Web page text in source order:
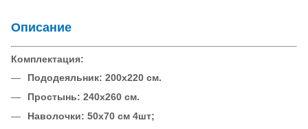
Описание
Комплектация:
Пододеяльник: 200х220 см.
Простынь: 240х260 см.
Наволочки: 50х70 см 4шт;